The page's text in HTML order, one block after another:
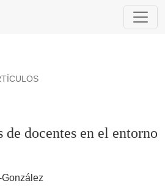
en el entorno universitario
docentes en el entorno